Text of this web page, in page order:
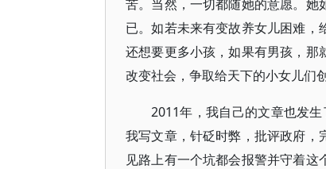
苦。当然，一切都随她的意愿。
已。如若未来有变故养女儿困难
还想要更多小孩，如果有男孩，那
改变社会，争取给天下的小女儿们
2011年，我自己的文章也发
我写文章，针砭时弊，批评政府
见路上有一个坑都会报警并守着